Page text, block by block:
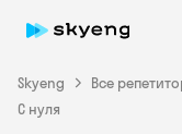
Skyeng Все
С нуля